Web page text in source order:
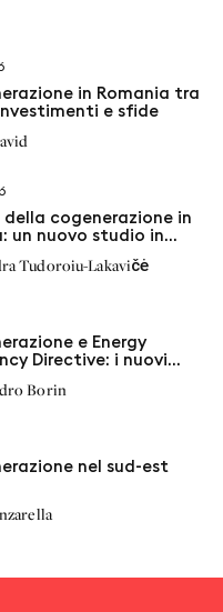
in Romania tra
e sfide
della cogenerazione in
un nuovo studio in
Tudoroiu-Lakavičė
e Energy
Directive: i nuovi
Borin
nel sud-est